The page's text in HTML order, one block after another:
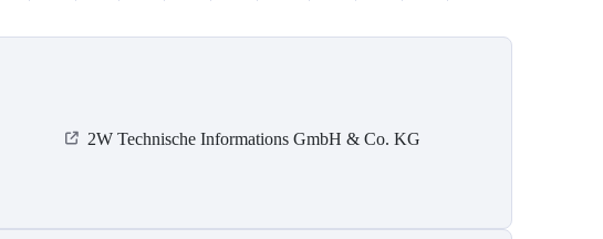
2W Technische Informations GmbH & Co. KG